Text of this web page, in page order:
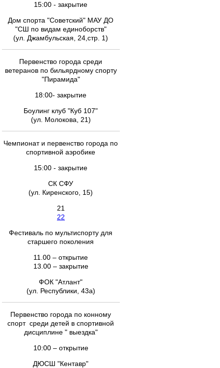
15:00 - закрытие
Дом спорта "Советский" МАУ ДО
"СШ по видам единоборств"
(ул. Джамбульская, 24,стр. 1)
Первенство города среди
ветеранов по бильярдному спорту
"Пирамида"
18:00- закрытие
Боулинг клуб "Куб 107"
(ул. Молокова, 21)
Чемпионат и первенство города по
спортивной аэробике
15:00 - закрытие
СК СФУ
(ул. Киренского, 15)
21
22
Фестиваль по мультиспорту для
старшего поколения
11.00 – открытие
13.00 – закрытие
ФОК "Атлант"
(ул. Республики, 43а)
Первенство города по конному
спорт среди детей в спортивной
дисциплине " выездка"
10:00 – открытие
ДЮСШ "Кентавр"